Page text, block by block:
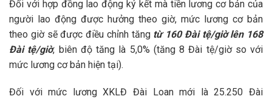
Đối với hợp đồng lao động ký kết mà tiền lương cơ bản của
người lao động được hưởng theo giờ, mức lương cơ bản
theo giờ sẽ được điều chỉnh tăng từ 160 Đài tệ/giờ lên 168
Đài tệ/giờ, biên độ tăng là 5,0% (tăng 8 Đài tệ/giờ so với
mức lương cơ bản hiện tại).
Đối với mức lương XKLĐ Đài Loan mới là 25.250 Đài